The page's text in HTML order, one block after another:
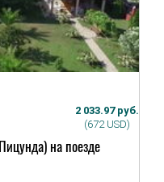
2 033.97 руб.
(672 USD)
на поезде